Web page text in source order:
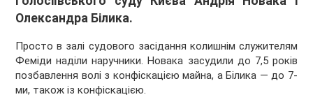
Олександра Білика.
Просто в залі судового засідання колишнім служителям
Феміди наділи наручники. Новака засудили до 7,5 років
позбавлення волі з конфіскацією майна, а Білика — до 7-
ми, також із конфіскацією.